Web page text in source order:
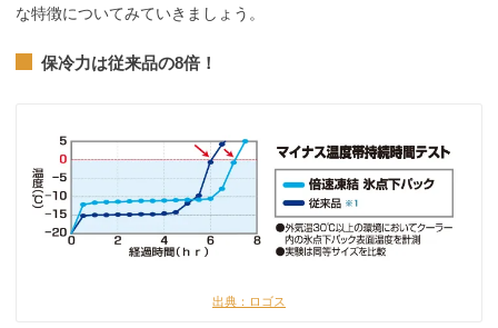
な特徴についてみていきましょう。
保冷力は従来品の8倍！
出典：ロゴス